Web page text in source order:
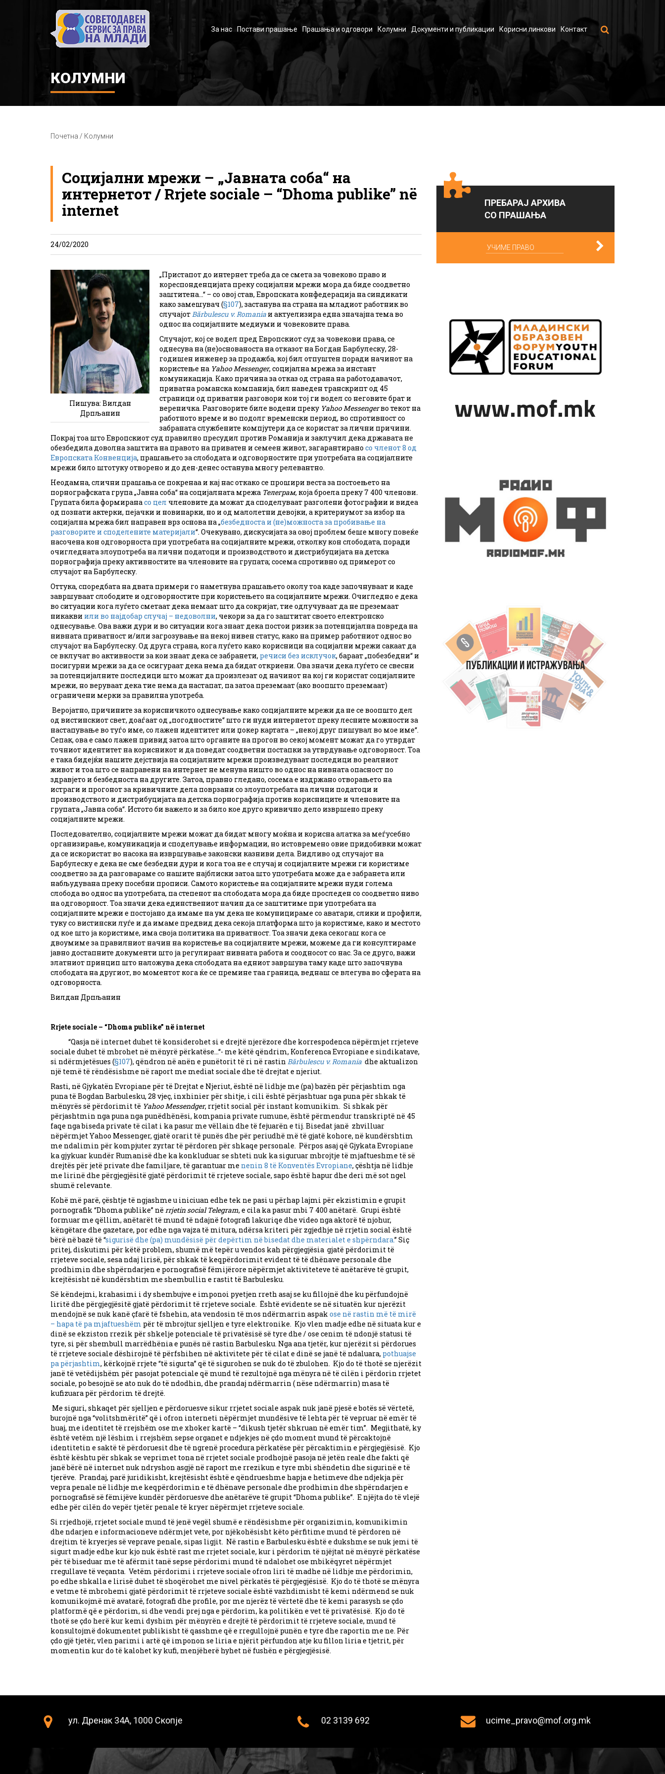
За нас Постави прашање Прашања и одговори Колумни Документи и публикации Корисни линкови Контакт
КОЛУМНИ
Почетна / Колумни
Социјални мрежи – „Јавната соба“ на
интернетот / Rrjete sociale – “Dhoma publike” në
internet
24/02/2020
Пишува: Вилдан
Дрпљанин
„Пристапот до интернет треба да се смета за човеково право и
кореспонденцијата преку социјални мрежи мора да биде соодветно
заштитена…“ – со овој став, Европската конфедерација на синдикати
како замешувач (§107), застанува на страна на младиот работник во
случајотBărbulescu v. Romania и актуелизира една значајна тема во
однос на социјалните медиуми и човековите права.
Случајот, кој се водел пред Европскиот суд за човекови права, се
однесува на (не)основаноста на отказот на Богдан Барбулеску, 28-
годишен инженер за продажба, кој бил отпуштен поради начинот на
користење на Yahoo Messenger, социјална мрежа за инстант
комуникација. Како причина за отказ од страна на работодавачот,
приватна романска компанија, бил наведен транскрипт од 45
страници од приватни разговори кои тој ги водел со неговите брат и
вереничка. Разговорите биле водени преку YahooМessengerво текот на
работното време и во подолг временски период, во спротивност со
забраната службените компјутери да се користат за лични причини.
Покрај тоа што Европскиот суд правилно пресудил против Романија и заклучил дека државата не
обезбедила доволна заштита на правото на приватен и семеен живот, загарантирано со членот 8 од
Европската Конвенција, прашањето за слободата и одговорностите при употребата на социјалните
мрежи било штотуку отворено и до ден-денес останува многу релевантно.
Неодамна, слични прашања се покренаа и кај нас откако се прошири веста за постоењето на
порнографската група „Јавна соба“ на социјалната мрежа Телеграм, која броела преку 7 400 членови.
Групата била формиранасо цел членовите да можат да споделуваат разголени фотографии и видеа
од познати актерки, пејачки и новинарки, но и од малолетни девојки, а критериумот за избор на
социјална мрежа бил направен врз основа на „безбедноста и (не)можноста за пробивање на
разговорите и споделените материјали“. Очекувано, дискусијата за овој проблем беше многу повеќе
насочена кон одговорноста при употребата на социјалните мрежи, отколку кон слободата, поради
очигледната злоупотреба на лични податоци и производството и дистрибуцијата на детска
порнографија преку активностите на членовите на групата; сосема спротивно од примерот со
случајот на Барбулеску.
Оттука, споредбата на двата примери го наметнува прашањето околу тоа каде започнуваат и каде
завршуваат слободите и одговорностите при користењето на социјалните мрежи. Очигледно е дека
во ситуации кога луѓето сметаат дека немаат што да сокријат, тие одлучуваат да не преземаат
никакви или во најдобар случај – недоволни, чекори за да го заштитат своето електронско
однесување. Ова важи дури и во ситуации кога знаат дека постои ризик за потенцијална повреда на
нивната приватност и/или загрозување на некој нивен статус, како на пример работниот однос во
случајот на Барбулеску. Од друга страна, кога луѓето како корисници на социјални мрежи сакаат да
се вклучат во активности за кои знаат дека се забранети, речиси без исклучок, бараат „побезбедни“ и
посигурни мрежи за да се осигураат дека нема да бидат откриени. Ова значи дека луѓето се свесни
за потенцијалните последици што можат да произлезат од начинот на кој ги користат социјалните
мрежи, но веруваат дека тие нема да настапат, па затоа преземаат (ако воопшто преземаат)
ограничени мерки за правилна употреба.
Веројатно, причините за корисничкото однесување како социјалните мрежи да не се воопшто дел
од вистинскиот свет, доаѓаат од „погодностите“ што ги нуди интернетот преку лесните можности за
настапување во туѓо име, со лажен идентитет или џокер картата – „некој друг пишувал во мое име“.
Сепак, ова е само лажен привид затоа што органите на прогон во секој момент можат да го утврдат
точниот идентитет на корисникот и да поведат соодветни постапки за утврдување одговорност. Тоа
е така бидејќи нашите дејствија на социјалните мрежи произведуваат последици во реалниот
живот и тоа што се направени на интернет не менува ништо во однос на нивната опасност по
здравјето и безбедноста на другите. Затоа, правно гледано, сосема е издржано отворањето на
истраги и прогонот за кривичните дела поврзани со злоупотребата на лични податоци и
производството и дистрибуцијата на детска порнографија против корисниците и членовите на
групата „Јавна соба“. Истото би важело и за било кое друго кривично дело извршено преку
социјалните мрежи.
Последователно, социјалните мрежи можат да бидат многу моќна и корисна алатка за меѓусебно
организирање, комуникација и споделување информации, но истовремено овие придобивки можат
да се искористат во насока на извршување законски казниви дела. Видливо од случајот на
Барбулеску е дека не сме безбедни дури и кога тоа не е случај и социјалните мрежи ги користиме
соодветно за да разговараме со нашите најблиски затоа што употребата може да е забранета или
набљудувана преку посебни прописи. Самото користење на социјалните мрежи нуди голема
слобода во однос на употребата, па степенот на слободата мора да биде проследен со соодветно ниво
на одговорност. Тоа значи дека единствениот начин да се заштитиме при употребата на
социјалните мрежи е постојано да имаме на ум дека не комуницираме со аватари, слики и профили,
туку со вистински луѓе и да имаме предвид дека секоја платформа што ја користиме, како и местото
од кое што ја користиме, има своја политика на приватност. Тоа значи дека секогаш кога се
двоумиме за правилниот начин на користење на социјалните мрежи, можеме да ги консултираме
јавно достапните документи што ја регулираат нивната работа и соодносот со нас. За се друго, важи
златниот принцип што наложува дека слободата на едниот завршува таму каде што започнува
слободата на другиот, во моментот кога ќе се премине таа граница, веднаш се влегува во сферата на
одговорноста.
Вилдан Дрпљанин
Rrjete sociale – “Dhoma publike” në internet
“Qasja në internet duhet të konsiderohet si e drejtë njerëzore dhe korrespodenca nëpërmjet rrjeteve
sociale duhet të mbrohet në mënyrë përkatëse…“- me këtë qëndrim, Konferenca Evropiane e sindikatave,
si ndërmjetësues (§107), qëndron në anën e punëtorit të ri në rastin Bărbulescu v. Romania dhe aktualizon
një temë të rëndësishme në raport me mediat sociale dhe të drejtat e njeriut.
Rasti, në Gjykatën Evropiane për të Drejtat e Njeriut, është në lidhje me (pa) bazën për përjashtim nga
puna të Bogdan Barbulesku, 28 vjeç, inxhinier për shitje, i cili është përjashtuar nga puna për shkak të
mënyrës së përdorimit të Yahoo Messendger, rrjetit social për instant komunikim. Si shkak për
përjashtmin nga puna nga punëdhënësi, kompania private rumune, është përmendur transkriptë në 45
faqe nga biseda private të cilat i ka pasur me vëllain dhe të fejuarën e tij. Bisedat janë zhvilluar
nëpërmjet Yahoo Messenger, gjatë orarit të punës dhe për periudhë më të gjatë kohore, në kundërshtim
me ndalimin për kompjuter zyrtar të përdoren për shkaqe personale. Përpos asaj që Gjykata Evropiane
ka gjykuar kundër Rumanisë dhe ka konkluduar se shteti nuk ka siguruar mbrojtje të mjaftueshme të së
drejtës për jetë private dhe familjare, të garantuar me nenin 8 të Konventës Evropiane, çështja në lidhje
me lirinë dhe përgjegjësitë gjatë përdorimit të rrjeteve sociale, sapo është hapur dhe deri më sot ngel
shumë relevante.
Kohë më parë, çështje të ngjashme u iniciuan edhe tek ne pasi u përhap lajmi për ekzistimin e grupit
pornografik “Dhoma publike” në rrjetin social Telegram, e cila ka pasur mbi 7 400 anëtarë. Grupi është
formuar me qëllim, anëtarët të mund të ndajnë fotografi lakuriqe dhe video nga aktorë të njohur,
këngëtare dhe gazetare, por edhe nga vajza të mitura, ndërsa kriteri për zgjedhje në rrjetin social është
bërë në bazë të “sigurisë dhe (pa) mundësisë për depërtim në bisedat dhe materialet e shpërndara.” Siç
pritej, diskutimi për këtë problem, shumë më tepër u vendos kah përgjegjësia gjatë përdorimit të
rrjeteve sociale, sesa ndaj lirisë, për shkak të keqpërdorimit evident të të dhënave personale dhe
prodhimin dhe shpërndarjen e pornografisë fëmijërore nëpërmjet aktiviteteve të anëtarëve të grupit,
krejtësisht në kundërshtim me shembullin e rastit të Barbulesku.
Së këndejmi, krahasimi i dy shembujve e imponoi pyetjen rreth asaj se ku fillojnë dhe ku përfundojnë
liritë dhe përgjegjësitë gjatë përdorimit të rrjeteve sociale. Është evidente se në situatën kur njerëzit
mendojnë se nuk kanë çfarë të fshehin, ata vendosin të mos ndërmarrin aspak ose në rastin më të mirë
– hapa të pa mjaftueshëm për të mbrojtur sjelljen e tyre elektronike. Kjo vlen madje edhe në situata kur e
dinë se ekziston rrezik për shkelje potenciale të privatësisë së tyre dhe / ose cenim të ndonjë statusi të
tyre, si për shembull marrëdhënia e punës në rastin Barbulesku. Nga ana tjetër, kur njerëzit si përdorues
të rrjeteve sociale dëshirojnë të përfshihen në aktivitete për të cilat e dinë se janë të ndaluara, pothuajse
pa përjashtim, kërkojnë rrjete “të sigurta” që të sigurohen se nuk do të zbulohen. Kjo do të thotë se njerëzit
janë të vetëdijshëm për pasojat potenciale që mund të rezultojnë nga mënyra në të cilën i përdorin rrjetet
sociale, po besojnë se ato nuk do të ndodhin, dhe prandaj ndërmarrin ( nëse ndërmarrin) masa të
kufizuara për përdorim të drejtë.
Me siguri, shkaqet për sjelljen e përdoruesve sikur rrjetet sociale aspak nuk janë pjesë e botës së vërtetë,
burojnë nga “volitshmëritë” që i ofron interneti nëpërmjet mundësive të lehta për të vepruar në emër të
huaj, me identitet të rrejshëm ose me xhoker kartë – “dikush tjetër shkruan në emër tim”. Megjithatë, ky
është vetëm një lëshim i rrejshëm sepse organet e ndjekjes në çdo moment mund të përcaktojnë
identitetin e saktë të përdoruesit dhe të ngrenë procedura përkatëse për përcaktimin e përgjegjësisë. Kjo
është kështu për shkak se veprimet tona në rrjetet sociale prodhojnë pasoja në jetën reale dhe fakti që
janë bërë në internet nuk ndryshon asgjë në raport me rrezikun e tyre mbi shëndetin dhe sigurinë e të
tjerëve. Prandaj, parë juridikisht, krejtësisht është e qëndrueshme hapja e hetimeve dhe ndjekja për
vepra penale në lidhje me keqpërdorimin e të dhënave personale dhe prodhimin dhe shpërndarjen e
pornografisë së fëmijëve kundër përdoruesve dhe anëtarëve të grupit “Dhoma publike”. E njëjta do të vlejë
edhe për cilën do vepër tjetër penale të kryer nëpërmjet rrjeteve sociale.
Si rrjedhojë, rrjetet sociale mund të jenë vegël shumë e rëndësishme për organizimin, komunikimin
dhe ndarjen e informacioneve ndërmjet vete, por njëkohësisht këto përfitime mund të përdoren në
drejtim të kryerjes së veprave penale, sipas ligjit. Në rastin e Barbulesku është e dukshme se nuk jemi të
sigurt madje edhe kur kjo nuk është rast me rrjetet sociale, kur i përdorim të njëjtat në mënyrë përkatëse
për të biseduar me të afërmit tanë sepse përdorimi mund të ndalohet ose mbikëqyret nëpërmjet
rregullave të veçanta. Vetëm përdorimi i rrjeteve sociale ofron liri të madhe në lidhje me përdorimin,
po edhe shkalla e lirisë duhet të shoqërohet me nivel përkatës të përgjegjësisë. Kjo do të thotë se mënyra
e vetme të mbrohemi gjatë përdorimit të rrjeteve sociale është vazhdimisht të kemi ndërmend se nuk
komunikojmë më avatarë, fotografi dhe profile, por me njerëz të vërtetë dhe të kemi parasysh se çdo
platformë që e përdorim, si dhe vendi prej nga e përdorim, ka politikën e vet të privatësisë. Kjo do të
thotë se çdo herë kur kemi dyshim për mënyrën e drejtë të përdorimit të rrjeteve sociale, mund të
konsultojmë dokumentet publikisht të qasshme që e rregullojnë punën e tyre dhe raportin me ne. Për
çdo gjë tjetër, vlen parimi i artë që imponon se liria e njërit përfundon atje ku fillon liria e tjetrit, për
momentin kur do të kalohet ky kufi, menjëherë hyhet në fushën e përgjegjësisë.
ПРЕБАРАЈ АРХИВА
СО ПРАШАЊА
ул. Дренак 34А, 1000 Скопје 02 3139 692 ucime_pravo@mof.org.mk